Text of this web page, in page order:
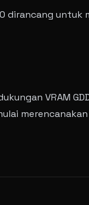
dirancang untuk
VRAM